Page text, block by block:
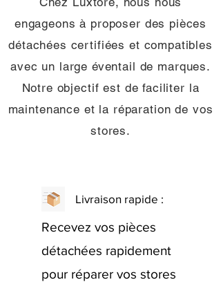
engageons à proposer des pièces
détachées certifiées et compatibles
avec un large éventail de marques.
Notre objectif est de faciliter la
maintenance et la réparation de vos
stores.
Livraison rapide :
Recevez vos pièces
détachées rapidement
pour réparer vos stores